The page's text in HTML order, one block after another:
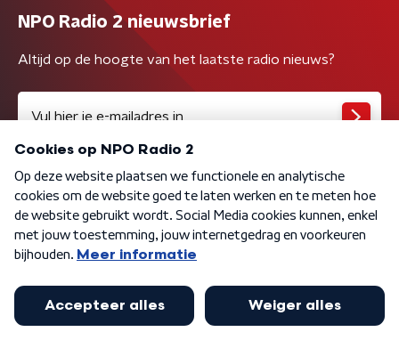
NPO Radio 2 nieuwsbrief
Altijd op de hoogte van het laatste radio nieuws?
Algemene voorwaarden